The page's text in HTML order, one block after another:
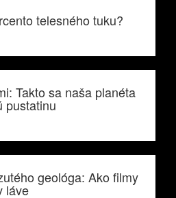
telesného tuku?
Takto sa naša planéta
pustatinu
geológa: Ako filmy
láve